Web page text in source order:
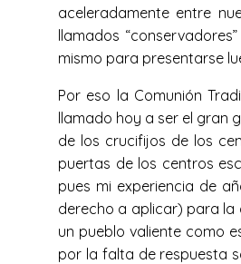
aceleradamente entre
llamados
mismo para presentarse
Por eso la Comunión
llamado hoy a ser el gran
de los crucifijos de los
puertas de los centros
pues mi experiencia de
derecho a aplicar) para la
un pueblo valiente como
por la falta de respuesta